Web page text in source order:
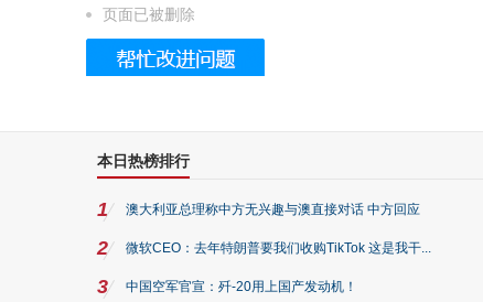
3.2米的长卷，还原了600岁的紫禁城
页面已被删除
本日热榜排行
1 澳大利亚总理称中方无兴趣与澳直接对话 中方回应
2 微软CEO：去年特朗普要我们收购TikTok 这是我干...
3 中国空军官宣：歼-20用上国产发动机！